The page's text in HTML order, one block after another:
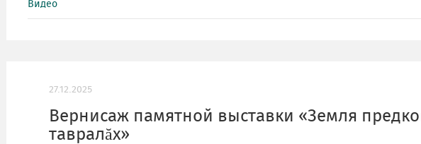
Видео
27.12.2025
Вернисаж памятной выставки «Земля
тавралăх»